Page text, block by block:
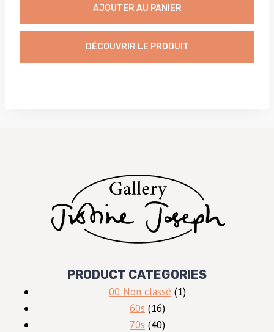
initial
était :
1325,00 €.
actuel
est :
975,00 €.
AJOUTER AU PANIER
DÉCOUVRIR LE PRODUIT
PRODUCT CATEGORIES
00 Non classé 11
60s 1616
produits
70s 4040